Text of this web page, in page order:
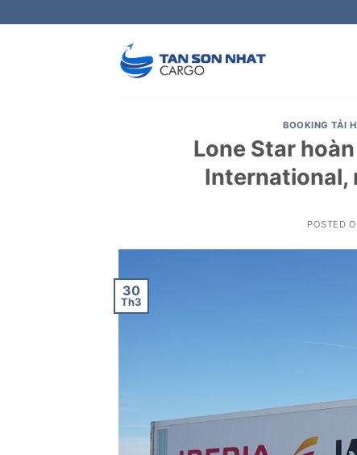
to
BOOKING TẢI
Lone Star
International,
POSTED
30
Th3